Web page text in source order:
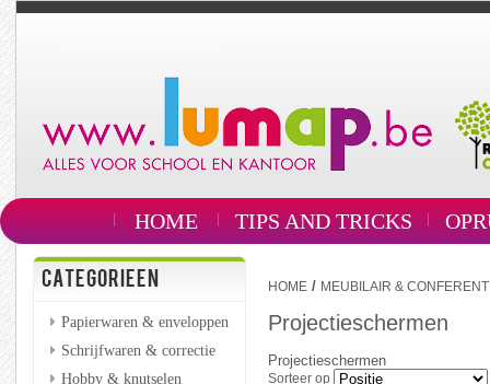
HOME TIPS AND TRICKS
CATEGORIEEN
Papierwaren & enveloppen
Schrijfwaren & correctie
Hobby & knutselen
HOME / MEUBILAIR &
Projectieschermen
Projectieschermen
Sorteer op